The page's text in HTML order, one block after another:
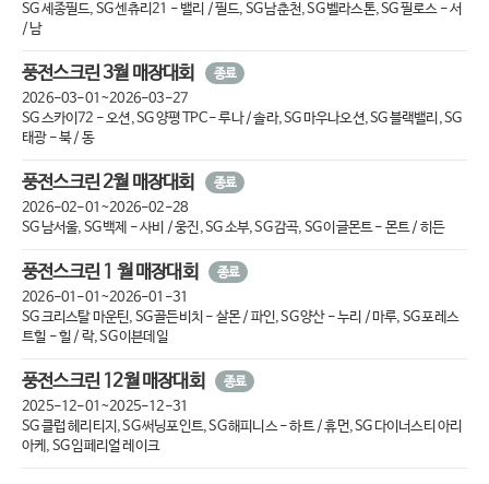
SG 세종필드, SG 센츄리21 - 밸리 / 필드, SG 남춘천, SG 벨라스톤, SG 필로스 - 서
/ 남
풍전스크린 3월 매장대회 종료
2026-03-01~2026-03-27
SG 스카이72 - 오션, SG 양평 TPC - 루나 / 솔라, SG 마우나오션, SG 블랙밸리, SG
태광 - 북 / 동
풍전스크린 2월 매장대회 종료
2026-02-01~2026-02-28
SG 남서울, SG 백제 - 사비 / 웅진, SG 소부, SG 감곡, SG 이글몬트 - 몬트 / 히든
풍전스크린 1 월 매장대회 종료
2026-01-01~2026-01-31
SG 크리스탈 마운틴, SG 골든비치 - 살몬 / 파인, SG 양산 - 누리 / 마루, SG 포레스
트힐 - 힐 / 락, SG 이븐데일
풍전스크린 12월 매장대회 종료
2025-12-01~2025-12-31
SG 클럽 헤리티지, SG 써닝포인트, SG 해피니스 - 하트 / 휴먼, SG 다이너스티 아리
아케, SG 임페리얼 레이크